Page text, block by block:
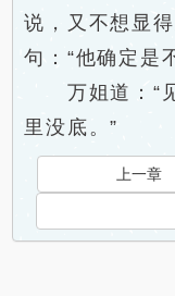
说，又不想显
句：“他确定是
万姐道：“见
里没底。”
上一章